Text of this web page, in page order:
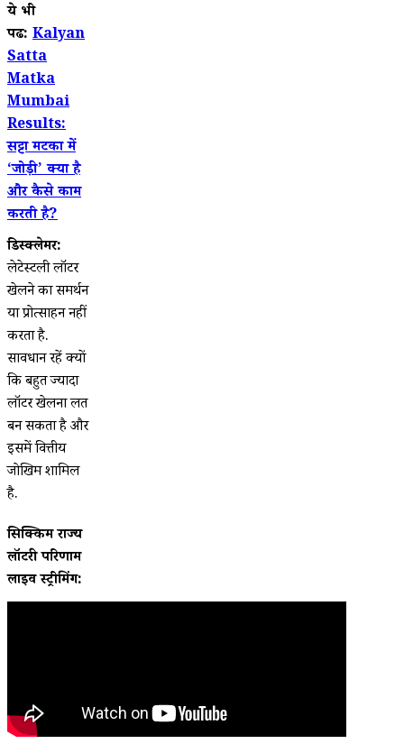
ये भी
पढें: Kalyan
Satta
Matka
Mumbai
Results:
सट्टा मटका में
‘जोड़ी’ क्या है
और कैसे काम
करती है?
डिस्क्लेमर:
लेटेस्टली लॉटरी
खेलने का समर्थन
या प्रोत्साहन नहीं
करता है.
सावधान रहें क्यों
कि बहुत ज्यादा
लॉटरी खेलना लत
बन सकता है और
इसमें वित्तीय
जोखिम शामिल
है.
सिक्किम राज्य
लॉटरी परिणाम
लाइव स्ट्रीमिंग: